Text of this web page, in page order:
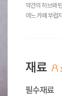
약간의 허브와
여느 카페 부럽
재료
필수재료